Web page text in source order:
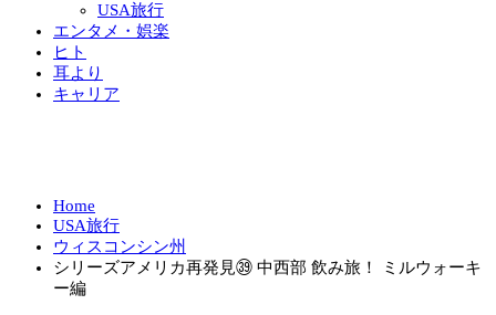
USA旅行
エンタメ・娯楽
ヒト
耳より
キャリア
Home
USA旅行
ウィスコンシン州
シリーズアメリカ再発見㊴ 中西部 飲み旅！ ミルウォーキ
ー編